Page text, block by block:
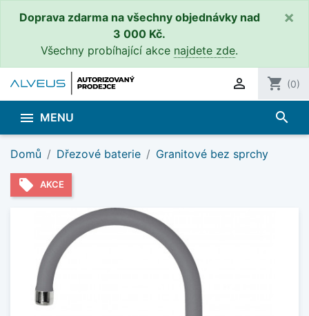
Doprava zdarma na všechny objednávky nad
3 000 Kč.
Všechny probíhající akce najdete zde.
×
 shopping_cart (0)
 MENU search
Domů Dřezové baterie Granitové bez sprchy
local_offer AKCE